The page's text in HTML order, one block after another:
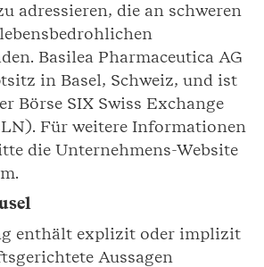
adressieren, die an schweren
Basilea Pharmaceutica AG
in Basel, Schweiz, und ist
Börse SIX Swiss Exchange
Für weitere Informationen
die Unternehmens-Website
enthält explizit oder implizit
Aussagen